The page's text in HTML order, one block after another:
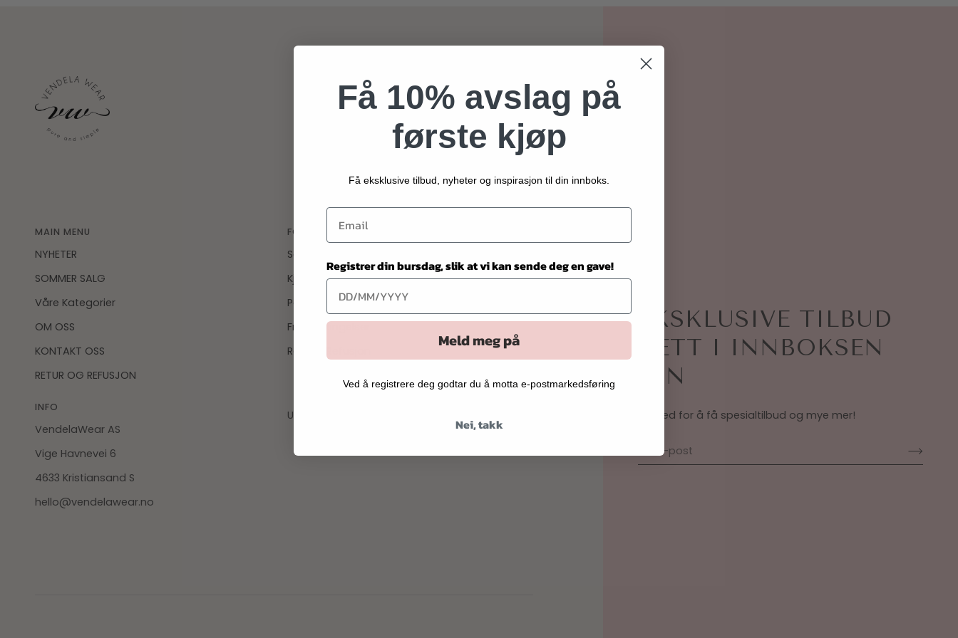
EKSKLUSIVE TILBUD
RETT I INNBOKSEN
DIN
Bli med for å få spesialtilbud og mye mer!
MAIN MENU
NYHETER
SOMMER SALG
Våre Kategorier
OM OSS
KONTAKT OSS
RETUR OG REFUSJON
FOOTER MENU
Search
Kjøpsvilkår
Personvern
Fraktbetingelser
Retur & Refusjon
INFO
VendelaWear AS
Vige Havnevei 6
4633 Kristiansand S
hello@vendelawear.no
Utviklet av
Få 10% avslag på
første kjøp
Få eksklusive tilbud, nyheter og inspirasjon til din innboks.
Registrer din bursdag, slik at vi kan sende deg en gave!
Meld meg på
Ved å registrere deg godtar du å motta e-postmarkedsføring
Nei, takk